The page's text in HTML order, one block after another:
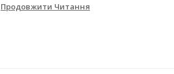
Продовжити Читання